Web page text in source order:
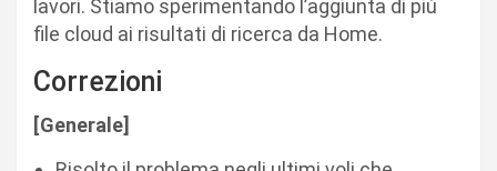
lavori. Stiamo sperimentando l’aggiunta di più
file cloud ai risultati di ricerca da Home.
Correzioni
[Generale]